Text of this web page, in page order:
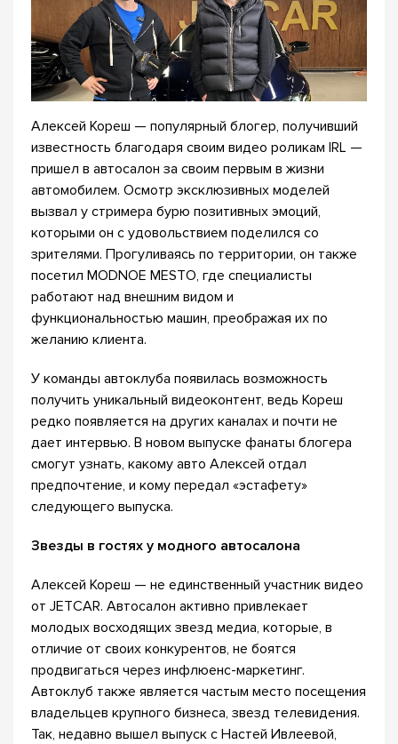
Алексей Кореш — популярный блогер, получивший
известность благодаря своим видео роликам IRL —
пришел в автосалон за своим первым в жизни
автомобилем. Осмотр эксклюзивных моделей
вызвал у стримера бурю позитивных эмоций,
которыми он с удовольствием поделился со
зрителями. Прогуливаясь по территории, он также
посетил MODNOE MESTO, где специалисты
работают над внешним видом и
функциональностью машин, преображая их по
желанию клиента.
У команды автоклуба появилась возможность
получить уникальный видеоконтент, ведь Кореш
редко появляется на других каналах и почти не
дает интервью. В новом выпуске фанаты блогера
смогут узнать, какому авто Алексей отдал
предпочтение, и кому передал «эстафету»
следующего выпуска.
Звезды в гостях у модного автосалона
Алексей Кореш — не единственный участник видео
от JETCAR. Автосалон активно привлекает
молодых восходящих звезд медиа, которые, в
отличие от своих конкурентов, не боятся
продвигаться через инфлюенс-маркетинг.
Автоклуб также является частым место посещения
владельцев крупного бизнеса, звезд телевидения.
Так, недавно вышел выпуск с Настей Ивлеевой,